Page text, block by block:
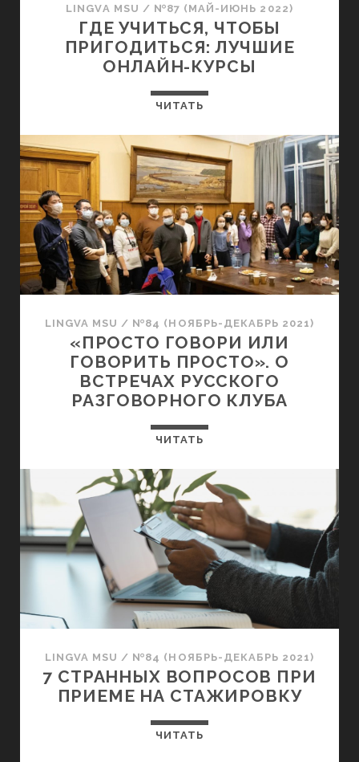
LINGVA MSU / №87 (МАЙ-ИЮНЬ 2022)
ГДЕ УЧИТЬСЯ, ЧТОБЫ
ПРИГОДИТЬСЯ: ЛУЧШИЕ
ОНЛАЙН-КУРСЫ
ЧИТАТЬ
LINGVA MSU / №84 (НОЯБРЬ-ДЕКАБРЬ 2021)
«ПРОСТО ГОВОРИ ИЛИ
ГОВОРИТЬ ПРОСТО». О
ВСТРЕЧАХ РУССКОГО
РАЗГОВОРНОГО КЛУБА
ЧИТАТЬ
LINGVA MSU / №84 (НОЯБРЬ-ДЕКАБРЬ 2021)
7 СТРАННЫХ ВОПРОСОВ ПРИ
ПРИЕМЕ НА СТАЖИРОВКУ
ЧИТАТЬ